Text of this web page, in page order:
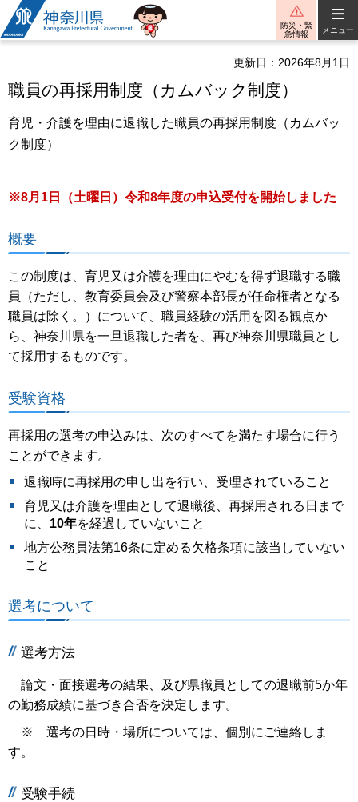
神奈川県
防災・緊
急情報
メニュー
更新日：2026年8月1日
職員の再採用制度（カムバック制度）
育児・介護を理由に退職した職員の再採用制度（カムバッ
ク制度）
※8月1日（土曜日）令和8年度の申込受付を開始しました
概要
この制度は、育児又は介護を理由にやむを得ず退職する職
員（ただし、教育委員会及び警察本部長が任命権者となる
職員は除く。）について、職員経験の活用を図る観点か
ら、神奈川県を一旦退職した者を、再び神奈川県職員とし
て採用するものです。
受験資格
再採用の選考の申込みは、次のすべてを満たす場合に行う
ことができます。
退職時に再採用の申し出を行い、受理されていること
育児又は介護を理由として退職後、再採用される日まで
に、 10年を経過していないこと
地方公務員法第16条に定める欠格条項に該当していない
こと
選考について
選考方法
論文・面接選考の結果、及び県職員としての退職前5か年
の勤務成績に基づき合否を決定します。
※ 選考の日時・場所については、個別にご連絡しま
す。
受験手続